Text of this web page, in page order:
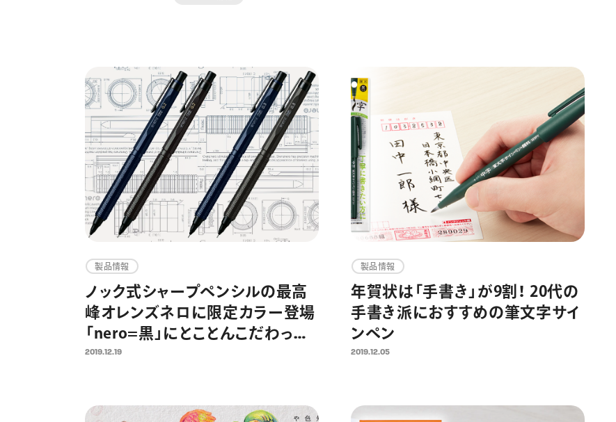
製品情報
ノック式シャープペンシルの最高
峰オレンズネロに限定カラー登場
「nero=黒」にとことんこだわっ
た“黒バリエーション”2色を発売
2019.12.19
製品情報
年賀状は「手書き」が9割！ 20代の
手書き派におすすめの筆文字サイ
ンペン
2019.12.05